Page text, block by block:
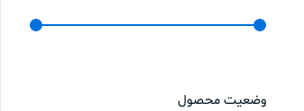
وضعیت محصول